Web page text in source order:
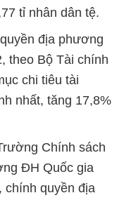
tỉ nhân dân tệ.
địa phương
theo Bộ Tài chính
chi tiêu tài
nhất, tăng 17,8%
Chính sách
ĐH Quốc gia
chính quyền địa